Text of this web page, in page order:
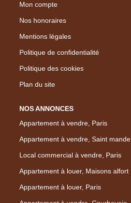
Mon compte
Nos honoraires
Mentions légales
Politique de confidentialité
Politique des cookies
Plan du site
NOS ANNONCES
Appartement à vendre, Paris
Appartement à vendre, Saint mande
Local commercial à vendre, Paris
Appartement à louer, Maisons alfort
Appartement à louer, Paris